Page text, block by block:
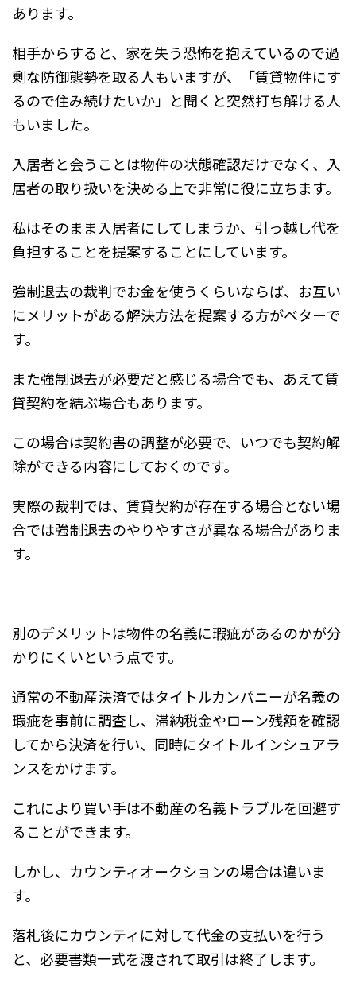
あります。
相手からすると、家を失う恐怖を抱えているので過
剰な防御態勢を取る人もいますが、「賃貸物件にす
るので住み続けたいか」と聞くと突然打ち解ける人
もいました。
入居者と会うことは物件の状態確認だけでなく、入
居者の取り扱いを決める上で非常に役に立ちます。
私はそのまま入居者にしてしまうか、引っ越し代を
負担することを提案することにしています。
強制退去の裁判でお金を使うくらいならば、お互い
にメリットがある解決方法を提案する方がベターで
す。
また強制退去が必要だと感じる場合でも、あえて賃
貸契約を結ぶ場合もあります。
この場合は契約書の調整が必要で、いつでも契約解
除ができる内容にしておくのです。
実際の裁判では、賃貸契約が存在する場合とない場
合では強制退去のやりやすさが異なる場合がありま
す。
別のデメリットは物件の名義に瑕疵があるのかが分
かりにくいという点です。
通常の不動産決済ではタイトルカンパニーが名義の
瑕疵を事前に調査し、滞納税金やローン残額を確認
してから決済を行い、同時にタイトルインシュアラ
ンスをかけます。
これにより買い手は不動産の名義トラブルを回避す
ることができます。
しかし、カウンティオークションの場合は違いま
す。
落札後にカウンティに対して代金の支払いを行う
と、必要書類一式を渡されて取引は終了します。